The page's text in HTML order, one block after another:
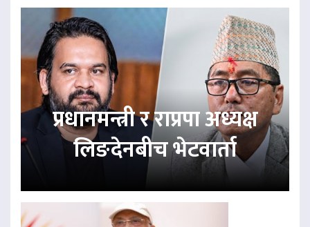
प्रधानमन्त्री र राप्रपा अध्यक्ष
लिङदेनबीच भेटवार्ता